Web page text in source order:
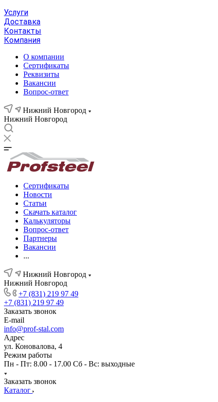
Услуги
Доставка
Контакты
Компания
О компании
Сертификаты
Реквизиты
Вакансии
Вопрос-ответ
Нижний Новгород
Нижний Новгород
Сертификаты
Новости
Статьи
Скачать каталог
Калькуляторы
Вопрос-ответ
Партнеры
Вакансии
...
Нижний Новгород
Нижний Новгород
+7 (831) 219 97 49
+7 (831) 219 97 49
Заказать звонок
E-mail
info@prof-stal.com
Адрес
ул. Коновалова, 4
Режим работы
Пн - Пт: 8.00 - 17.00 Сб - Вс: выходные
Заказать звонок
Каталог